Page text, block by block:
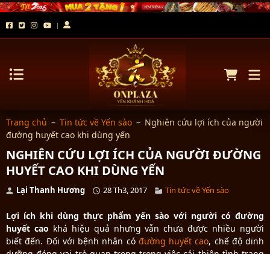
Trang chủ – Tin tức về Yến sào – Nghiên cứu lợi ích của người
đường huyết cao khi dùng yến
NGHIÊN CỨU LỢI ÍCH CỦA NGƯỜI ĐƯỜNG
HUYẾT CAO KHI DÙNG YẾN
Lại Thanh Hương 28 Th3, 2017 Tin tức về Yến sào
Lợi ích khi dùng thực phẩm yến sào với người có đường
huyết cao khá hiệu quả nhưng vẫn chưa được nhiều người
biết đến. Đối với bệnh nhân có đường huyết cao, chế độ dinh